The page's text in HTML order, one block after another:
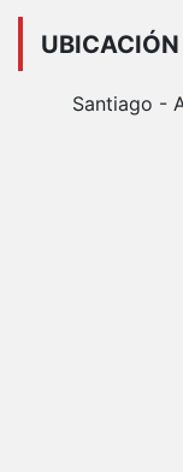
UBICACIÓN
Santiago -